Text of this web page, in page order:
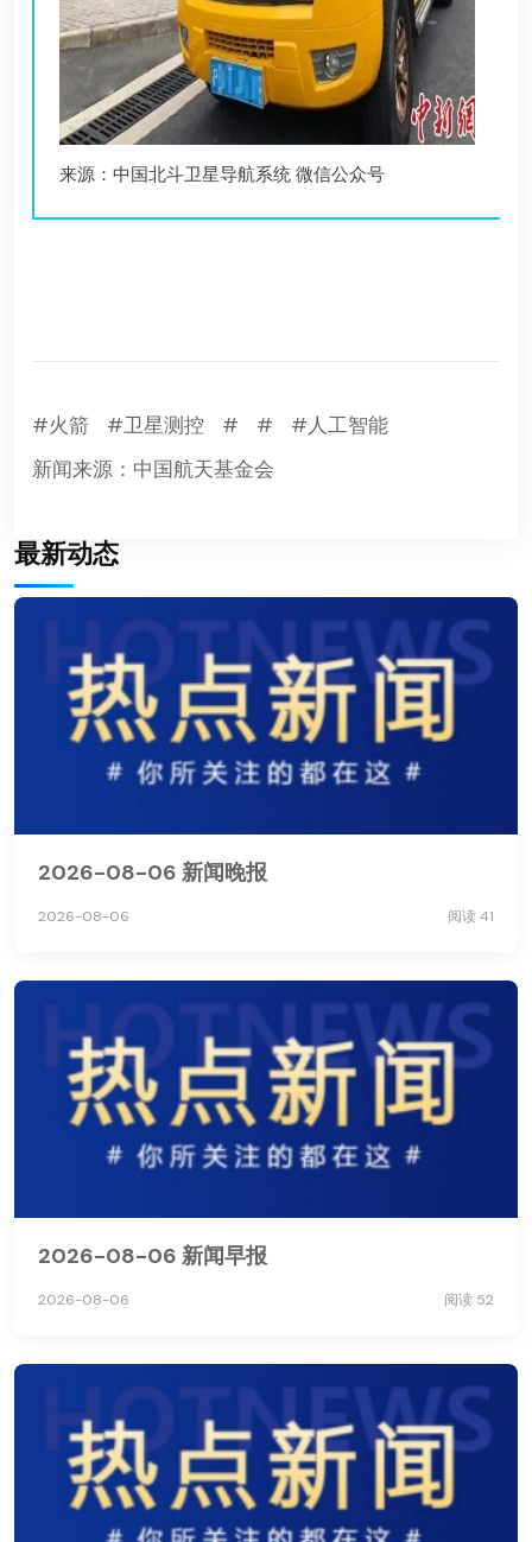
来源：中国北斗卫星导航系统 微信公众号
#火箭 #卫星测控 # #
#人工智能
新闻来源：中国航天基金会
最新动态
2026-08-06 新闻晚报
2026-08-06 阅读 41
2026-08-06 新闻早报
2026-08-06 阅读 52